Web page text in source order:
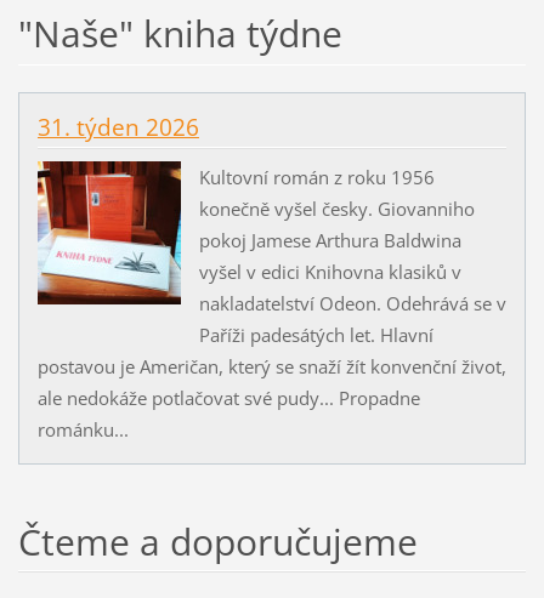
"Naše" kniha týdne
31. týden 2026
Kultovní román z roku 1956
konečně vyšel česky. Giovanniho
pokoj Jamese Arthura Baldwina
vyšel v edici Knihovna klasiků v
nakladatelství Odeon. Odehrává se v
Paříži padesátých let. Hlavní
postavou je Američan, který se snaží žít konvenční život,
ale nedokáže potlačovat své pudy... Propadne
románku...
Čteme a doporučujeme